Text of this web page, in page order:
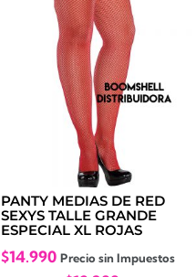
PANTY MEDIAS DE RED
SEXYS TALLE GRANDE
ESPECIAL XL ROJAS
$14.990 Precio sin Impuestos